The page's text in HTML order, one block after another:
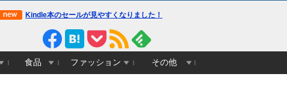
Kindle本のセールが見やすくなりました！
食品 ファッション その他